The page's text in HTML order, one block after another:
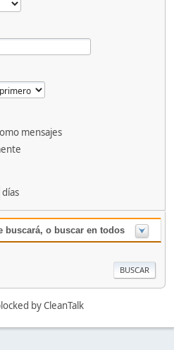
mensajes
días
buscará, o buscar en todos
by CleanTalk